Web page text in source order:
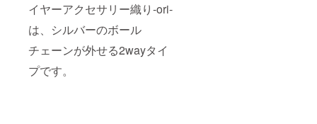
イヤーアクセサリー織り-ori-
は、シルバーのボール
チェーンが外せる2wayタイ
プです。